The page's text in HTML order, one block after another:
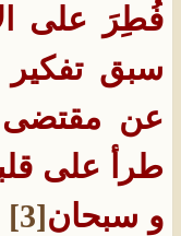
فُطِرَ على
سبق تفكير
عن مقتضى
طرأ على
و سبحان[3]